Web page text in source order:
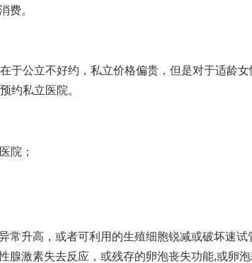
费。
于公立不好约，私立价格偏贵，但是对于适龄女
约私立医院。
院；
常升高，或者可利用的生殖细胞锐减或破坏速试
腺激素失去反应，或残存的卵泡丧失功能,或卵泡